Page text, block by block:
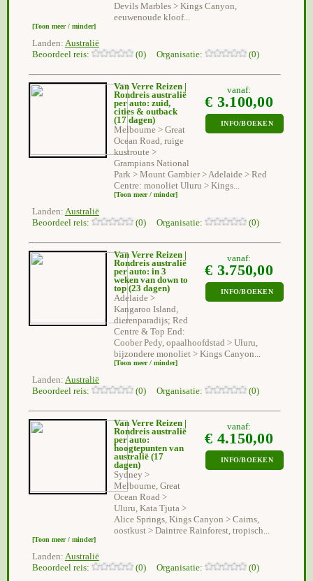
Devils Marbles > Kings Canyon,
eeuwenoude kloof...
[Toon meer / minder]
Landen: Australië
Beoordeel reis:
(0) Organisatie: (0)
vanaf:
€ 3.100,00
INFO/BOEKEN
Van Verre Reizen |
Rondreis australië
per auto: zuid,
cities & outback
(17 dagen)
Melbourne > Great
Ocean Road, ruige
kustroute >
Grampians National
Park > Mount Gambier > Adelaide > Red
Centre: monoliet Uluru > Kings...
[Toon meer / minder]
Landen: Australië
Beoordeel reis:
(0) Organisatie: (0)
vanaf:
€ 3.750,00
INFO/BOEKEN
Van Verre Reizen |
Rondreis australië
per auto: in 3
weken van down to
top (23 dagen)
Adelaide >
Kangaroo Island,
dierenparadijs; Red
Centre & Top End:
Coober Pedy, opaalhoofdstad > Uluru,
bijzondere monoliet > Kings Canyon...
[Toon meer / minder]
Landen: Australië
Beoordeel reis:
(0) Organisatie: (0)
vanaf:
€ 4.150,00
INFO/BOEKEN
Van Verre Reizen |
Rondreis australië
per auto:
hoogtepunten van
australië (17
dagen)
Sydney >
Melbourne, Great
Ocean Road >
Uluru, Kata Tjuta >
Alice Springs, Kings Canyon > Cairns,
oostkust > Daintree Rainforest, tropisch...
[Toon meer / minder]
Landen: Australië
Beoordeel reis:
(0) Organisatie: (0)